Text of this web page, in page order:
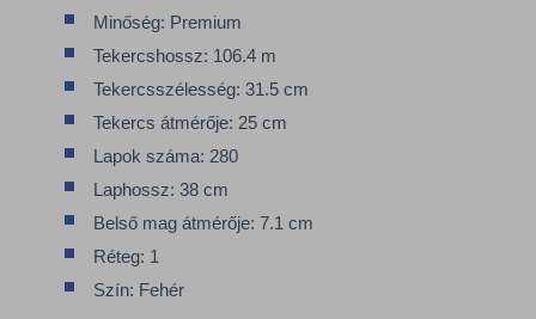
Minőség: Premium
Tekercshossz: 106.4 m
Tekercsszélesség: 31.5 cm
Tekercs átmérője: 25 cm
Lapok száma: 280
Laphossz: 38 cm
Belső mag átmérője: 7.1 cm
Réteg: 1
Szín: Fehér